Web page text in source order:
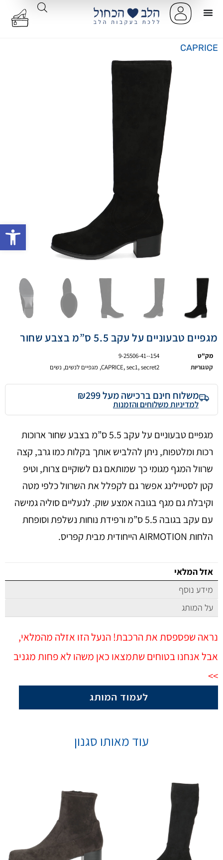
CAPRICE
מגפיים טבעוניים על עקב 5.5 ס”מ בצבע שחור
מק"ט
9-25506-41--154
קטגוריות
CAPRICE,sec1,secret2
, מגפיים לנשים, נשים
משלוח חינם ברכישה מעל ₪299
למדיניות משלוחים והזמנות
מגפיים טבעוניים על עקב 5.5 ס”מ בצבע שחור ארוכות
רכות ומלטפות, ניתן להלביש אותך בקלות כמו גרב, קצה
שרוול המגף מגומי כך שמותאם גם לשוקיים צרות, וטיפ
קטן לסטיילינג אפשר גם לקפלל את השרוול כלפי מטה
וקיבלת גם מגף בגובה אמצע שוק. לנעליים סוליה גמישה
עם עקב בגובה 5.5 ס”מ ורפידת נוחות נשלפת וסופחת
הלחות AIRMOTION הייחודית מבית קפריס.
אזל המלאי
מידע נוסף
על המותג
נראה שפספסת את הרכבת! הנעל הזו אזלה מהמלאי,
אבל אנחנו בטוחים שתמצאו כאן משהו לא פחות מגניב
>>
עוד מאותו סגנון